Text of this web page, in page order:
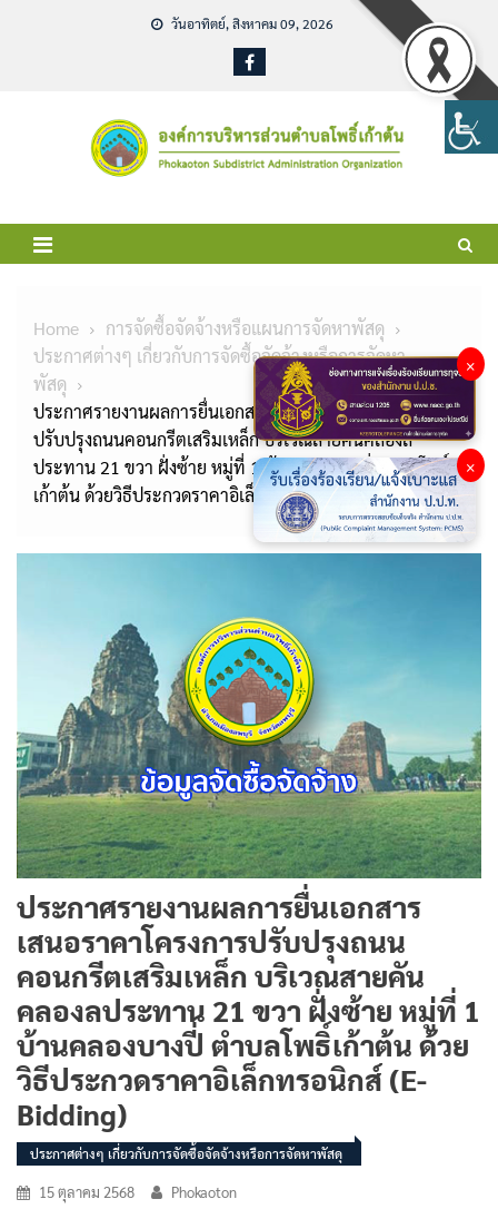
วันอาทิตย์, สิงหาคม 09, 2026
Home
การจัดซื้อจัดจ้างหรือแผนการจัดหาพัสดุ
ประกาศต่างๆ เกี่ยวกับการจัดซื้อจัดจ้างหรือการจัดหา
พัสดุ
ประกาศรายงานผลการยื่นเอกสารเสนอราคาโครงการ
ปรับปรุงถนนคอนกรีตเสริมเหล็ก บริเวณสายคันคลองล
ประทาน 21 ขวา ฝั่งซ้าย หมู่ที่ 1 บ้านคลองบางปี่ ตำบลโพธิ์
เก้าต้น ด้วยวิธีประกวดราคาอิเล็กทรอนิกส์ (e-bidding)
ประกาศรายงานผลการยื่นเอกสาร
เสนอราคาโครงการปรับปรุงถนน
คอนกรีตเสริมเหล็ก บริเวณสายคัน
คลองลประทาน 21 ขวา ฝั่งซ้าย หมู่ที่ 1
บ้านคลองบางปี่ ตำบลโพธิ์เก้าต้น ด้วย
วิธีประกวดราคาอิเล็กทรอนิกส์ (e-
Bidding)
ประกาศต่างๆ เกี่ยวกับการจัดซื้อจัดจ้างหรือการจัดหาพัสดุ
15 ตุลาคม 2568 Phokaoton
×
×